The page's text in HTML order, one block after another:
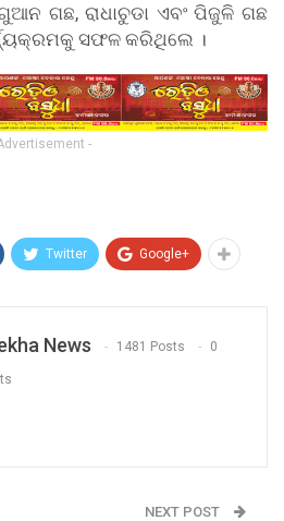
ଗଛ, ରାଧାଚୁଡା ଏବଂ ପିଜୁଳି ଗଛ
ସଫଳ କରିଥିଲେ ।
-
Twitter Google+
News 1481 Posts 0
NEXT POST